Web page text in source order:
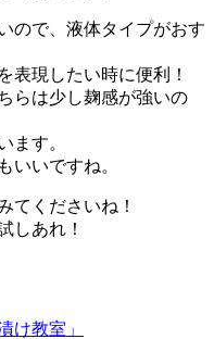
ので、液体タイプがおす
表現したい時に便利！
らは少し麹感が強いの
ます。
いいですね。
てくださいね！
しあれ！
け教室」